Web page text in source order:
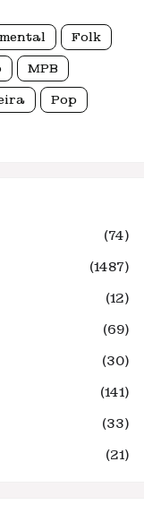
Folk
MPB
Pop
(74)
(1487)
(12)
(69)
(30)
(141)
(33)
(21)